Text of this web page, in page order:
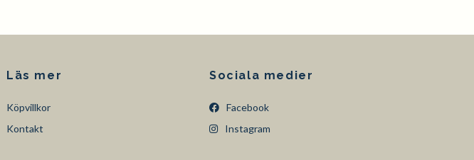
Läs mer
Köpvillkor
Kontakt
Sociala medier
Facebook
Instagram